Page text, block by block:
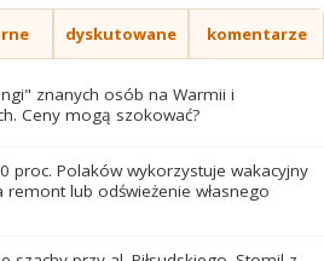
dyskutowane komentarze
znanych osób na Warmii i
Ceny mogą szokować?
proc. Polaków wykorzystuje wakacyjny
remont lub odświeżenie własnego